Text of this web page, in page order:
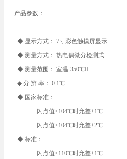
产品参数：
◆ 显示方式： 7寸彩色触摸屏显示
◆ 测量方式： 热电偶微分检测式
◆ 测量范围： 室温-350℃
◆ 分 辨 率： 0.1℃
◆ 国家标准：
闪点值<104℃时允差±1℃
闪点值≥104℃时允差±2℃
◆ 标准：
闪点值≤110℃时允差±1℃